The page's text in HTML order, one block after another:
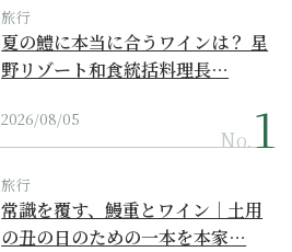
旅行
夏の鱧に本当に合うワインは？ 星
野リゾート和食統括料理長…
2026/08/05
No.
旅行
常識を覆す、鰻重とワイン｜土用
の丑の日のための一本を本家…